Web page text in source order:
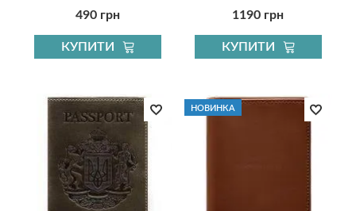
490 грн
КУПИТИ
1190 грн
КУПИТИ
НОВИНКА